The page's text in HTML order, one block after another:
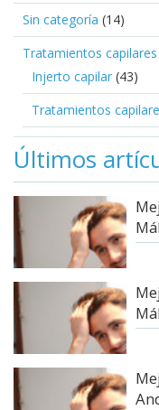
Sin categoría (14)
Tratamientos capilares
Injerto capilar (43)
Tratamientos
Últimos